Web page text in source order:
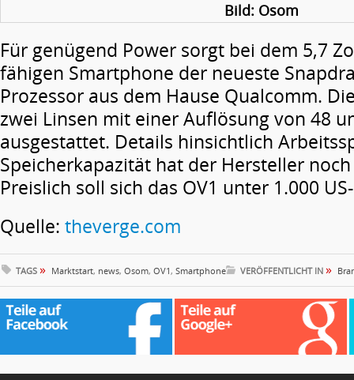
Bild: Osom
Für genügend Power sorgt bei dem 5,7
fähigen Smartphone der neueste
Prozessor aus dem Hause Qualcomm.
zwei Linsen mit einer Auflösung von 48
ausgestattet. Details hinsichtlich
Speicherkapazität hat der Hersteller
Preislich soll sich das OV1 unter 1.000
Quelle: theverge.com
TAGS » Marktstart, news, Osom, OV1, Smartphone VERÖFFENTLICHT IN »